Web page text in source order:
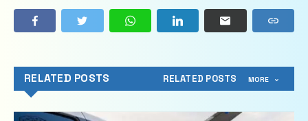
RELATED POSTS RELATED POSTS MORE